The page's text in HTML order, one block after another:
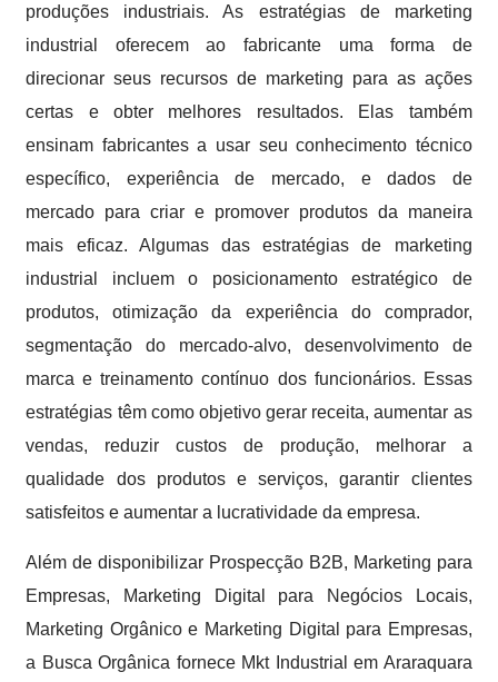
produções industriais. As estratégias de marketing
industrial oferecem ao fabricante uma forma de
direcionar seus recursos de marketing para as ações
certas e obter melhores resultados. Elas também
ensinam fabricantes a usar seu conhecimento técnico
específico, experiência de mercado, e dados de
mercado para criar e promover produtos da maneira
mais eficaz. Algumas das estratégias de marketing
industrial incluem o posicionamento estratégico de
produtos, otimização da experiência do comprador,
segmentação do mercado-alvo, desenvolvimento de
marca e treinamento contínuo dos funcionários. Essas
estratégias têm como objetivo gerar receita, aumentar as
vendas, reduzir custos de produção, melhorar a
qualidade dos produtos e serviços, garantir clientes
satisfeitos e aumentar a lucratividade da empresa.
Além de disponibilizar Prospecção B2B, Marketing para
Empresas, Marketing Digital para Negócios Locais,
Marketing Orgânico e Marketing Digital para Empresas,
a Busca Orgânica fornece Mkt Industrial em Araraquara